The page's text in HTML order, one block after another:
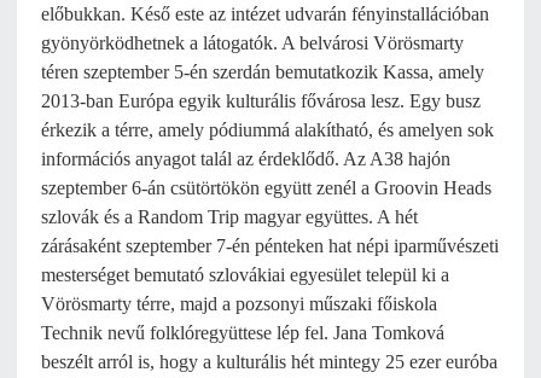
előbukkan. Késő este az intézet udvarán fényinstallációban
gyönyörködhetnek a látogatók. A belvárosi Vörösmarty
téren szeptember 5-én szerdán bemutatkozik Kassa, amely
2013-ban Európa egyik kulturális fővárosa lesz. Egy busz
érkezik a térre, amely pódiummá alakítható, és amelyen sok
információs anyagot talál az érdeklődő. Az A38 hajón
szeptember 6-án csütörtökön együtt zenél a Groovin Heads
szlovák és a Random Trip magyar együttes. A hét
zárásaként szeptember 7-én pénteken hat népi iparművészeti
mesterséget bemutató szlovákiai egyesület települ ki a
Vörösmarty térre, majd a pozsonyi műszaki főiskola
Technik nevű folklóregyüttese lép fel. Jana Tomková
beszélt arról is, hogy a kulturális hét mintegy 25 ezer euróba